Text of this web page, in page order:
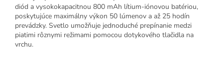
diód a vysokokapacitnou 800 mAh lítium-iónovou batériou,
poskytujúce maximálny výkon 50 lúmenov a až 25 hodín
prevádzky. Svetlo umožňuje jednoduché prepínanie medzi
piatimi rôznymi režimami pomocou dotykového tlačidla na
vrchu.